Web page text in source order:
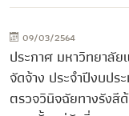
09/03/2564
ประกาศ มหาวิทยาลั
จัดจ้าง ประจำปีงบป
ตรวจวินิจฉัยทางรังสี